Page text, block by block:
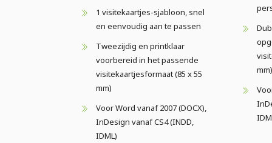
1 visitekaartjes-sjabloon, snel
en eenvoudig aan te passen
Tweezijdig en printklaar
voorbereid in het passende
visitekaartjesformaat (85 x 55
mm)
Voor Word vanaf 2007 (DOCX),
InDesign vanaf CS4 (INDD,
IDML)
mm)